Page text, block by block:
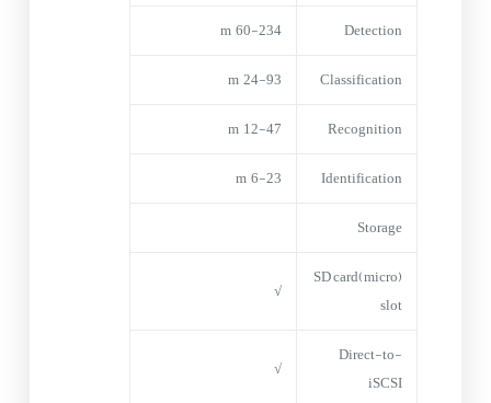
Detection
60-234 m
Classification
24-93 m
Recognition
12-47 m
Identification
6-23 m
Storage
(micro)SD card
slot
√
Direct-to-
iSCSI
√